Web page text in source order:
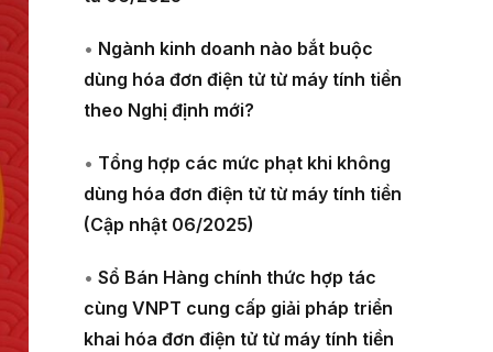
• Ngành kinh doanh nào bắt buộc
dùng hóa đơn điện tử từ máy tính tiền
theo Nghị định mới?
• Tổng hợp các mức phạt khi không
dùng hóa đơn điện tử từ máy tính tiền
(Cập nhật 06/2025)
• Sổ Bán Hàng chính thức hợp tác
cùng VNPT cung cấp giải pháp triển
khai hóa đơn điện tử từ máy tính tiền